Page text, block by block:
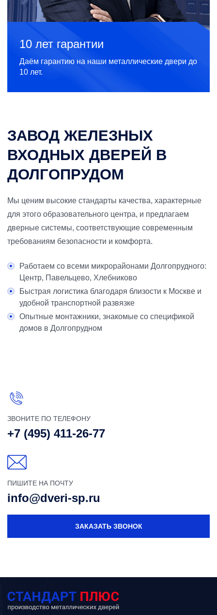
10 лет гарантии
Даём гарантию на наши металлические двери до
10 лет.
ЗАВОД ЖЕЛЕЗНЫХ
ВХОДНЫХ ДВЕРЕЙ В
ДОЛГОПРУДОМ
Мы ценим высокие стандарты качества, характерные
для этого образовательного центра, и предлагаем
дверные системы, соответствующие современным
требованиям безопасности и комфорта.
Работаем со всеми микрорайонами Долгопрудного:
Центр, Павельцево, Хлебниково
Быстрая логистика благодаря близости к Москве и
удобной транспортной развязке
Опытные монтажники, знакомые со спецификой
домов в Долгопрудном
ЗВОНИТЕ ПО ТЕЛЕФОНУ
+7 (495) 411-26-77
ПИШИТЕ НА ПОЧТУ
info@dveri-sp.ru
ЗАКАЗАТЬ ЗВОНОК